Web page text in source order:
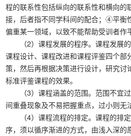
程的联系性包括纵向的联系性和横向的
接，后者指不同学科间的配合；④平衡
偏重某一领域，以致不能帮助受训者作
（2）课程发展的程序。课程发展的
课程设计、课程改进和课程评鉴四个部
策，然后再根据决策进行设计，研究讨
标准评鉴课程的效果。
（3）课程涵盖的范围。范围不宜过
间重叠现象及不易把握重点，过小则无
（4）课程流程的排定。课程的排定
序，须以循序渐进的方式，由浅入深的